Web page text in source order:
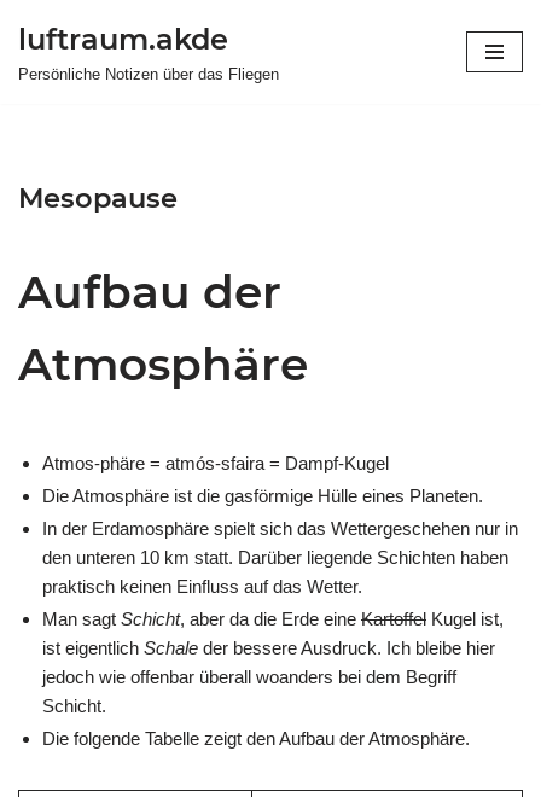
Zum
luftraum.akde
Persönliche Notizen über das Fliegen
Mesopause
Aufbau der
Atmosphäre
Atmos-phäre = atmós-sfaira = Dampf-Kugel
Die Atmosphäre ist die gasförmige Hülle eines Planeten.
In der Erdamosphäre spielt sich das Wettergeschehen nur in
den unteren 10 km statt. Darüber liegende Schichten haben
praktisch keinen Einfluss auf das Wetter.
Man sagt Schicht, aber da die Erde eine Kartoffel Kugel ist,
ist eigentlich Schale der bessere Ausdruck. Ich bleibe hier
jedoch wie offenbar überall woanders bei dem Begriff
Schicht.
Die folgende Tabelle zeigt den Aufbau der Atmosphäre.